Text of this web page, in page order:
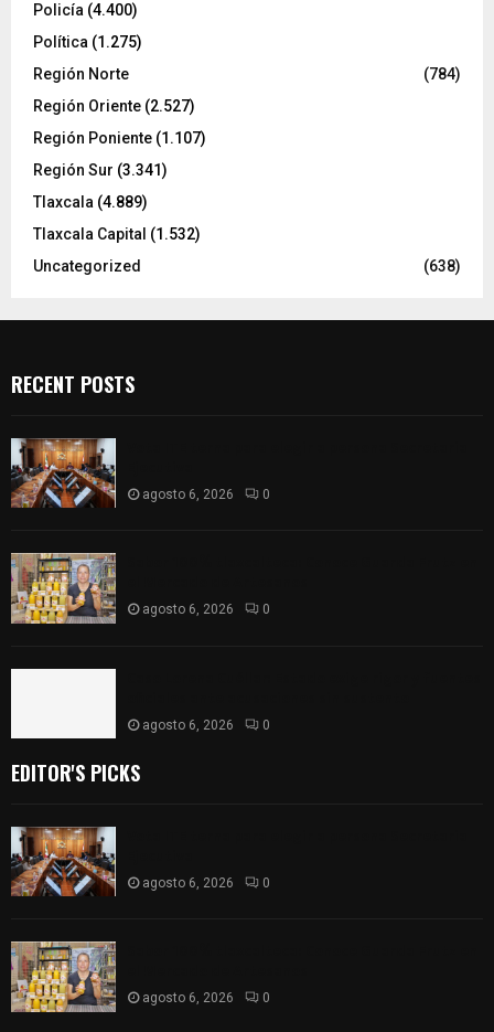
Policía (4.400)
Política (1.275)
Región Norte
(784)
Región Oriente (2.527)
Región Poniente (1.107)
Región Sur (3.341)
Tlaxcala (4.889)
Tlaxcala Capital (1.532)
Uncategorized
(638)
RECENT POSTS
agosto 6, 2026 0
agosto 6, 2026 0
agosto 6, 2026 0
EDITOR'S PICKS
agosto 6, 2026 0
agosto 6, 2026 0